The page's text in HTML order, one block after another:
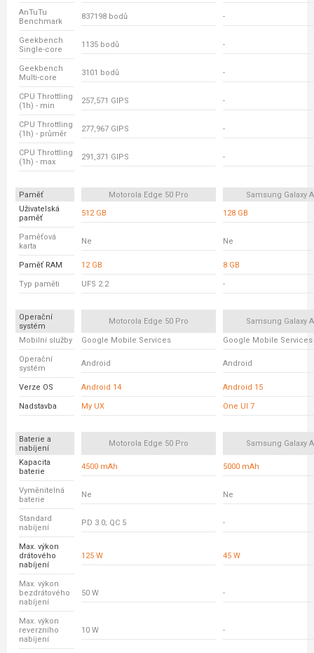
AnTuTu
Benchmark
837198 bodů -
Geekbench
Single-core
1135 bodů -
Geekbench
Multi-core
3101 bodů -
CPU Throttling
(1h) - min
257,571 GIPS -
CPU Throttling
(1h) - průměr
277,967 GIPS -
CPU Throttling
(1h) - max
291,371 GIPS -
Paměť Motorola Edge 50 Pro
Samsung Galaxy
Uživatelská
paměť
512 GB 128 GB
Paměťová
karta
Ne Ne
Paměť RAM 12 GB 8 GB
Typ paměti UFS 2.2 -
Operační
systém
Motorola Edge 50 Pro Samsung Galaxy
Mobilní služby Google Mobile Services Google Mobile Services
Operační
systém
Android Android
Verze OS Android 14 Android 15
Nadstavba My UX One UI 7
Baterie a
nabíjení
Motorola Edge 50 Pro Samsung Galaxy
Kapacita
baterie
4500 mAh 5000 mAh
Vyměnitelná
baterie
Ne Ne
Standard
nabíjení
PD 3.0; QC 5 -
Max. výkon
drátového
nabíjení
125 W 45 W
Max. výkon
bezdrátového
nabíjení
50 W -
Max. výkon
reverzního
nabíjení
10 W -